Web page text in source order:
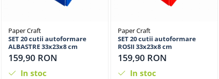
Paper Craft
SET 20 cutii autoformare
ALBASTRE 33x23x8 cm
159,90 RON
In stoc
Paper Craft
SET 20 cutii autoformare
ROSII 33x23x8 cm
159,90 RON
In stoc